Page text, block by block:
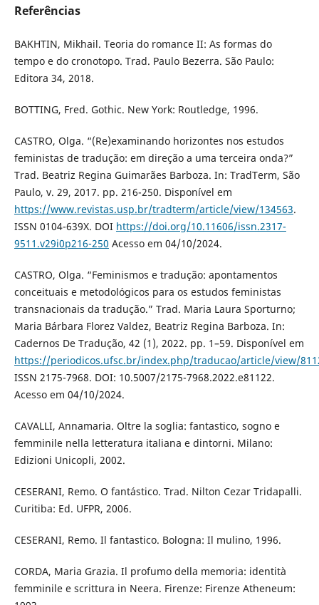
Referências
BAKHTIN, Mikhail. Teoria do romance II: As formas do
tempo e do cronotopo. Trad. Paulo Bezerra. São Paulo:
Editora 34, 2018.
BOTTING, Fred. Gothic. New York: Routledge, 1996.
CASTRO, Olga. “(Re)examinando horizontes nos estudos
feministas de tradução: em direção a uma terceira onda?”
Trad. Beatriz Regina Guimarães Barboza. In: TradTerm, São
Paulo, v. 29, 2017. pp. 216-250. Disponível em
https://www.revistas.usp.br/tradterm/article/view/134563.
ISSN 0104-639X. DOI https://doi.org/10.11606/issn.2317-
9511.v29i0p216-250 Acesso em 04/10/2024.
CASTRO, Olga. “Feminismos e tradução: apontamentos
conceituais e metodológicos para os estudos feministas
transnacionais da tradução.” Trad. Maria Laura Sporturno;
Maria Bárbara Florez Valdez, Beatriz Regina Barboza. In:
Cadernos De Tradução, 42 (1), 2022. pp. 1–59. Disponível em
https://periodicos.ufsc.br/index.php/traducao/article/view/
ISSN 2175-7968. DOI: 10.5007/2175-7968.2022.e81122.
Acesso em 04/10/2024.
CAVALLI, Annamaria. Oltre la soglia: fantastico, sogno e
femminile nella letteratura italiana e dintorni. Milano:
Edizioni Unicopli, 2002.
CESERANI, Remo. O fantástico. Trad. Nilton Cezar Tridapalli.
Curitiba: Ed. UFPR, 2006.
CESERANI, Remo. Il fantastico. Bologna: Il mulino, 1996.
CORDA, Maria Grazia. Il profumo della memoria: identità
femminile e scrittura in Neera. Firenze: Firenze Atheneum: